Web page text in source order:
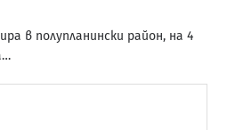
в полупланински район, на 4